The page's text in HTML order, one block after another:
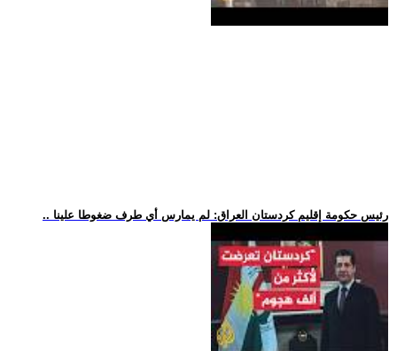
.. رئيس حكومة إقليم كردستان العراق: لم يمارس أي طرف ضغوطا علينا